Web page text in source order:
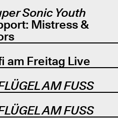
Sonic Youth
Mistress &
am Freitag Live
AM FUSS
AM FUSS